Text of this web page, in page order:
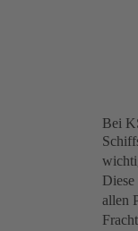
Bei
allen